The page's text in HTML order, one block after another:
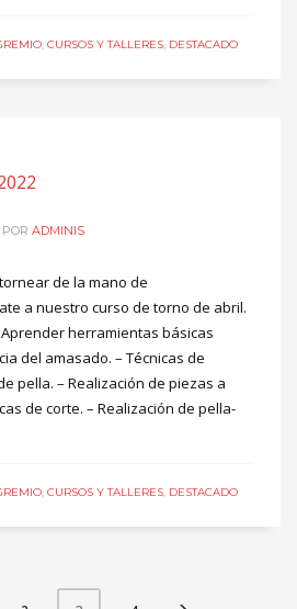
, CURSOS Y TALLERES, DESTACADO
POR ADMINIS
de la mano de
a nuestro curso de torno de abril.
herramientas básicas
del amasado. – Técnicas de
pella. – Realización de piezas a
de corte. – Realización de pella-
, CURSOS Y TALLERES, DESTACADO